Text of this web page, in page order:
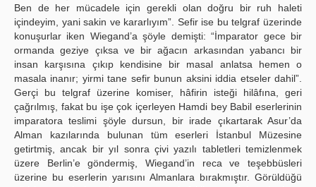
Ben de her mücadele için gerekli olan doğru bir ruh haleti
içindeyim, yani sakin ve kararlıyım”. Sefir ise bu telgraf üzerinde
konuşurlar iken Wiegand’a şöyle demişti: “İmparator gece bir
ormanda geziye çıksa ve bir ağacın arkasından yabancı bir
insan karşısına çıkıp kendisine bir masal anlatsa hemen o
masala inanır; yirmi tane sefir bunun aksini iddia etseler dahil”.
Gerçi bu telgraf üzerine komiser, hâfirin isteği hilâfına, geri
çağrılmış, fakat bu işe çok içerleyen Hamdi bey Babil eserlerinin
imparatora teslimi şöyle dursun, bir irade çıkartarak Asur’da
Alman kazılarında bulunan tüm eserleri İstanbul Müzesine
getirtmiş, ancak bir yıl sonra çivi yazılı tabletleri temizlenmek
üzere Berlin’e göndermiş, Wiegand’in reca ve teşebbüsleri
üzerine bu eserlerin yarısını Almanlara bırakmıştır. Görüldüğü